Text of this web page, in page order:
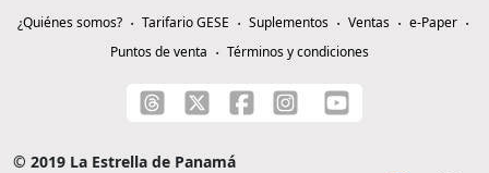
¿Quiénes somos? Tarifario GESE Suplementos Ventas
e-Paper
Puntos de venta
Términos y condiciones
© 2019 La Estrella de Panamá